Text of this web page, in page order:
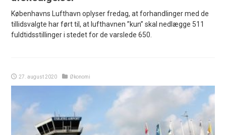
Københavns Lufthavn oplyser fredag, at forhandlinger med de
tillidsvalgte har ført til, at lufthavnen ”kun” skal nedlægge 511
fuldtidsstillinger i stedet for de varslede 650.
27. august 2020 Økonomi